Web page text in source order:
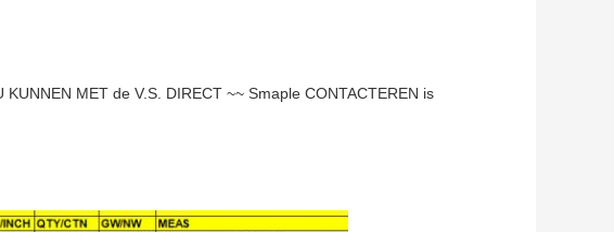
MET de V.S. DIRECT ~~ Smaple CONTACTEREN is